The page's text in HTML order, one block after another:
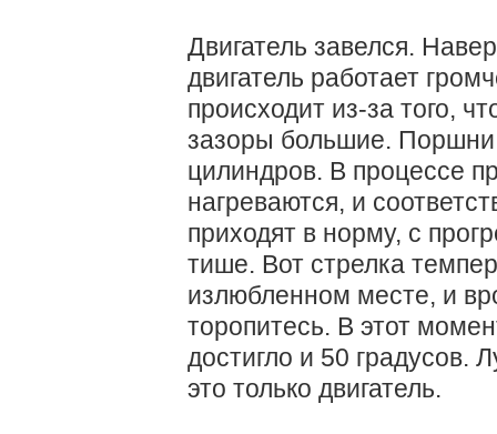
Двигатель завелся.
двигатель работает
происходит из-за того,
зазоры большие.
цилиндров. В процессе
нагреваются, и
приходят в норму, с
тише. Вот стрелка
излюбленном месте, и
торопитесь. В этот
достигло и 50 градусов.
это только двигатель.